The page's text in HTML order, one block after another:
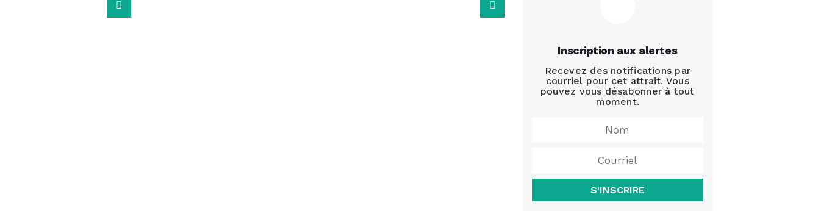
Inscription aux alertes
Recevez des notifications par
courriel pour cet attrait. Vous
pouvez vous désabonner à tout
moment.
S'INSCRIRE